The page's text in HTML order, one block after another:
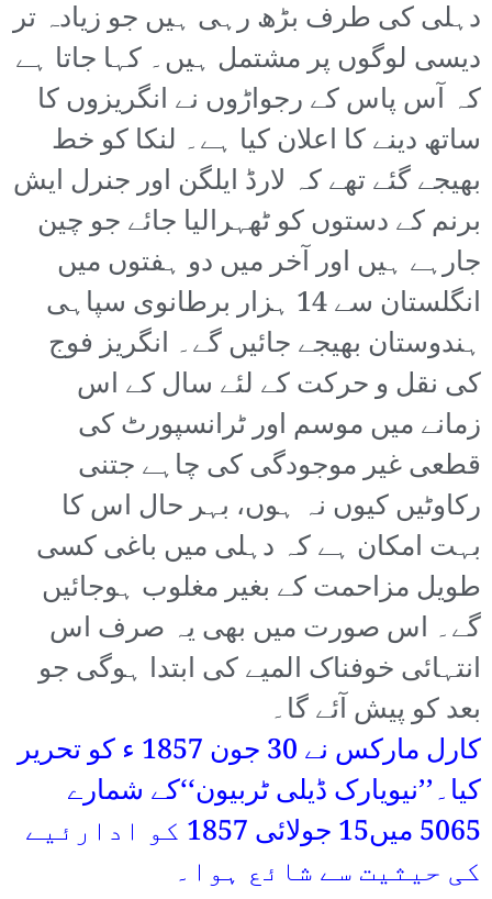
دہلی کی طرف بڑھ رہی ہیں جو زیادہ تر
دیسی لوگوں پر مشتمل ہیں۔ کہا جاتا ہے
کہ آس پاس کے رجواڑوں نے انگریزوں کا
ساتھ دینے کا اعلان کیا ہے۔ لنکا کو خط
بھیجے گئے تھے کہ لارڈ ایلگن اور جنرل ایش
برنم کے دستوں کو ٹھہرالیا جائے جو چین
جارہے ہیں اور آخر میں دو ہفتوں میں
انگلستان سے 14 ہزار برطانوی سپاہی
ہندوستان بھیجے جائیں گے۔ انگریز فوج
کی نقل و حرکت کے لئے سال کے اس
زمانے میں موسم اور ٹرانسپورٹ کی
قطعی غیر موجودگی کی چاہے جتنی
رکاوٹیں کیوں نہ ہوں، بہر حال اس کا
بہت امکان ہے کہ دہلی میں باغی کسی
طویل مزاحمت کے بغیر مغلوب ہوجائیں
گے۔ اس صورت میں بھی یہ صرف اس
انتہائی خوفناک المیے کی ابتدا ہوگی جو
بعد کو پیش آئے گا۔
کارل مارکس نے 30 جون 1857 ء کو تحریر
کیا۔’’نیویارک ڈیلی ٹربیون‘‘کے شمارے
5065 میں15 جولائی 1857 کو ادارئیے
کی حیثیت سے شائع ہوا۔